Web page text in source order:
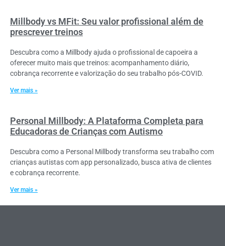
Millbody vs MFit: Seu valor profissional além de
prescrever treinos
Descubra como a Millbody ajuda o profissional de capoeira a
oferecer muito mais que treinos: acompanhamento diário,
cobrança recorrente e valorização do seu trabalho pós-COVID.
Ver mais »
Personal Millbody: A Plataforma Completa para
Educadoras de Crianças com Autismo
Descubra como a Personal Millbody transforma seu trabalho com
crianças autistas com app personalizado, busca ativa de clientes
e cobrança recorrente.
Ver mais »